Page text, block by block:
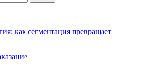
как сегментация превращает